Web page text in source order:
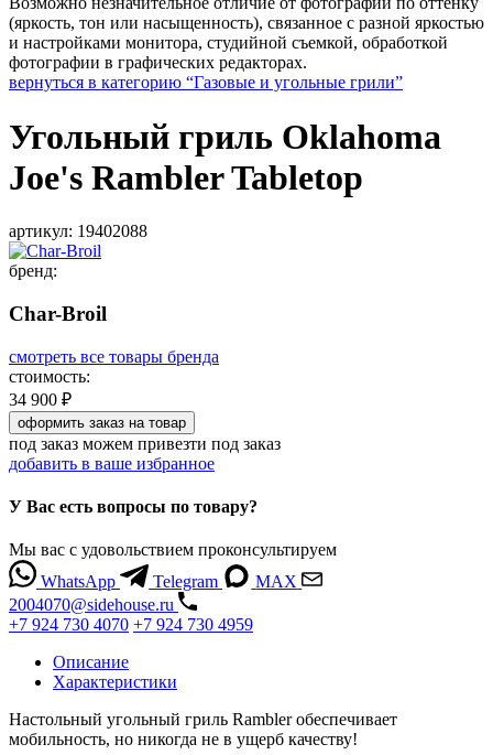
(яркость, тон или насыщенность), связанное с разной яркостью
и настройками монитора, студийной съемкой, обработкой
фотографии в графических редакторах.
вернуться в категорию “Газовые и угольные грили”
Угольный гриль Oklahoma
Joe's Rambler Tabletop
артикул: 19402088
бренд:
Char-Broil
смотреть все товары бренда
стоимость:
34 900 ₽
оформить заказ на товар
под заказ можем привезти под заказ
добавить в ваше избранное
У Вас есть вопросы по товару?
Мы вас с удовольствием проконсультируем
WhatsApp
Telegram
MAX
2004070@sidehouse.ru
+7 924 730 4070 +7 924 730 4959
Описание
Характеристики
Настольный угольный гриль Rambler обеспечивает
мобильность, но никогда не в ущерб качеству!